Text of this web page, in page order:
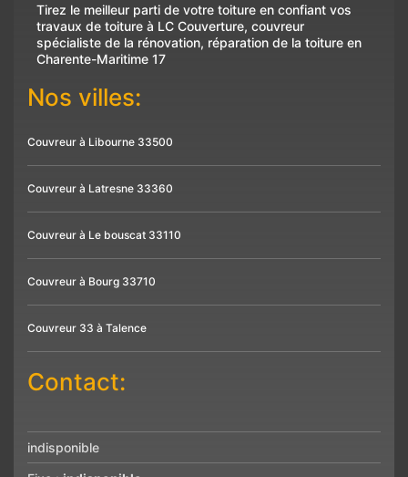
Tirez le meilleur parti de votre toiture en confiant vos
travaux de toiture à LC Couverture, couvreur
spécialiste de la rénovation, réparation de la toiture en
Charente-Maritime 17
Nos villes:
Couvreur à Libourne 33500
Couvreur à Latresne 33360
Couvreur à Le bouscat 33110
Couvreur à Bourg 33710
Couvreur 33 à Talence
Contact:
indisponible